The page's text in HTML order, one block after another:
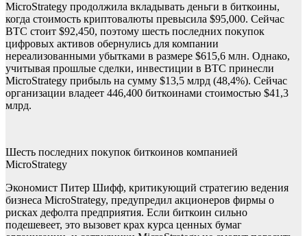
MicroStrategy продолжила вкладывать деньги в биткоины,
когда стоимость криптовалюты превысила $95,000. Сейчас
BTC стоит $92,450, поэтому шесть последних покупок
цифровых активов обернулись для компании
нереализованными убытками в размере $615,6 млн. Однако,
учитывая прошлые сделки, инвестиции в BTC принесли
MicroStrategy прибыль на сумму $13,5 млрд (48,4%). Сейчас
организации владеет 446,400 биткоинами стоимостью $41,3
млрд.
Шесть последних покупок биткоинов компанией
MicroStrategy
Экономист Питер Шифф, критикующий стратегию ведения
бизнеса MicroStrategy, предупредил акционеров фирмы о
рисках дефолта предприятия. Если биткоин сильно
подешевеет, это вызовет крах курса ценных бумаг